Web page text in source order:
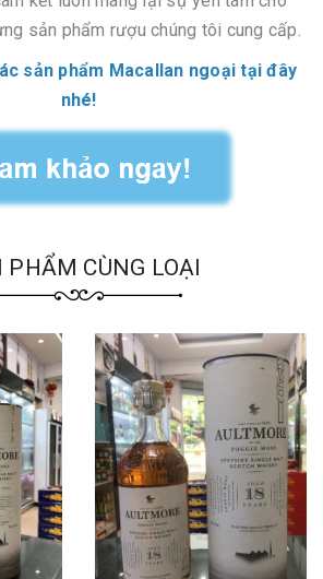
sản phẩm rượu chúng tôi cung cấp.
sản phẩm Macallan ngoại tại đây
nhé!
PHẨM CÙNG LOẠI